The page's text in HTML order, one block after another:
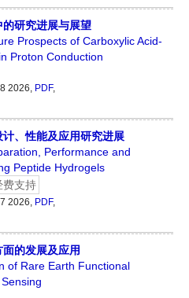
研究进展与展望
Prospects of Carboxylic Acid-
Proton Conduction
2026, PDF,
、性能及应用研究进展
Performance and
Peptide Hydrogels
费支持
2026, PDF,
的发展及应用
of Rare Earth Functional